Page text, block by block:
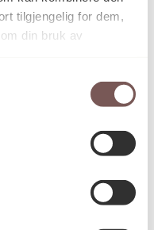
tilgjengelig for dem,
din bruk av